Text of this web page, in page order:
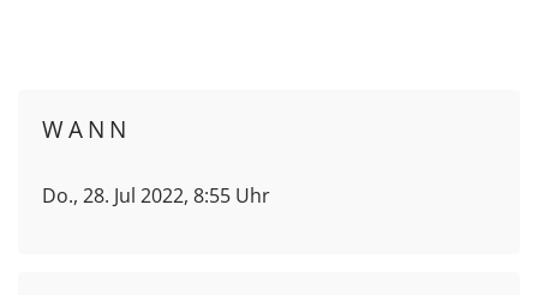
WANN
Do., 28. Jul 2022, 8:55 Uhr